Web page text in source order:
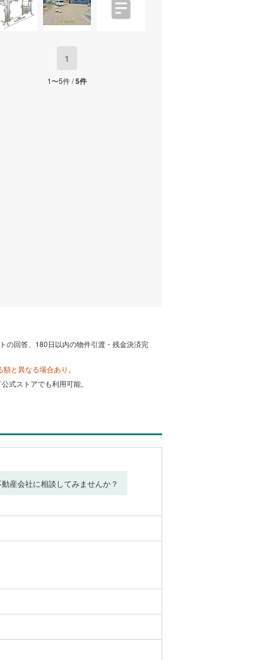
1
1〜5件 /5件
の回答、180日以内の物件引渡・残金決済完
と異なる場合あり。
式ストアでも利用可能。
産会社に相談してみませんか？